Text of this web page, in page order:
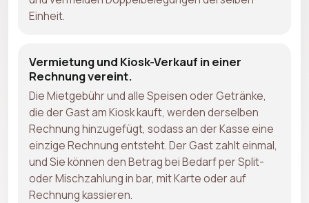
Einheit.
Vermietung und Kiosk-Verkauf in einer
Rechnung vereint.
Die Mietgebühr und alle Speisen oder Getränke,
die der Gast am Kiosk kauft, werden derselben
Rechnung hinzugefügt, sodass an der Kasse eine
einzige Rechnung entsteht. Der Gast zahlt einmal,
und Sie können den Betrag bei Bedarf per Split-
oder Mischzahlung in bar, mit Karte oder auf
Rechnung kassieren.